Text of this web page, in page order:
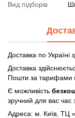
Вид підборів
Доставка по Україні
Доставка
Пошти за тарифами
Є можливість
зручний для вас час
Адреса: м. Київ, ТЦ